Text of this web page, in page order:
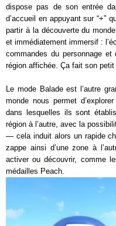
dispose pas de son entrée
d’accueil en appuyant sur “+”
partir à la découverte du
et immédiatement immersif :
commandes du personnage
région affichée. Ça fait son
Le mode Balade est l’autre
monde nous permet
dans lesquelles ils sont
région à l’autre, avec la
— cela induit alors un rapide
zappe ainsi d’une zone à
activer ou découvrir, comme
médailles Peach.